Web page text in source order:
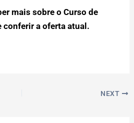
mais sobre o Curso de
conferir a oferta atual.
NEXT